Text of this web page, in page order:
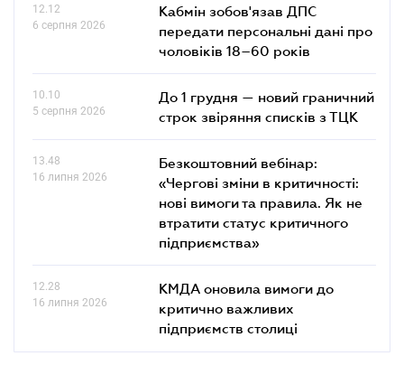
12.12
6 серпня 2026
Кабмін зобов'язав ДПС
передати персональні дані про
чоловіків 18–60 років
10.10
5 серпня 2026
До 1 грудня — новий граничний
строк звіряння списків з ТЦК
13.48
16 липня 2026
Безкоштовний вебінар:
«Чергові зміни в критичності:
нові вимоги та правила. Як не
втратити статус критичного
підприємства»
12.28
16 липня 2026
КМДА оновила вимоги до
критично важливих
підприємств столиці